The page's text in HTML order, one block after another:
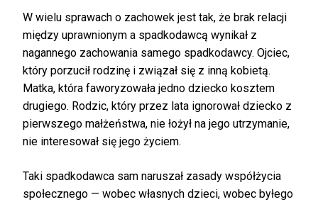
W wielu sprawach o zachowek jest tak, że brak relacji
między uprawnionym a spadkodawcą wynikał z
nagannego zachowania samego spadkodawcy. Ojciec,
który porzucił rodzinę i związał się z inną kobietą.
Matka, która faworyzowała jedno dziecko kosztem
drugiego. Rodzic, który przez lata ignorował dziecko z
pierwszego małżeństwa, nie łożył na jego utrzymanie,
nie interesował się jego życiem.
Taki spadkodawca sam naruszał zasady współżycia
społecznego — wobec własnych dzieci, wobec byłego